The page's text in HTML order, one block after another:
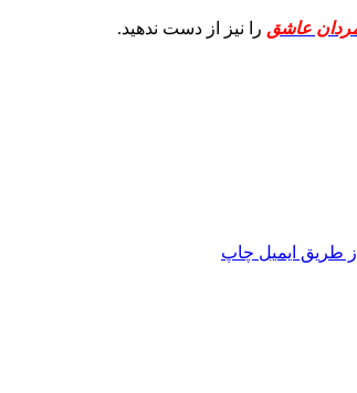
را نیز از دست ندهید.
طریق ایمیل چاپ